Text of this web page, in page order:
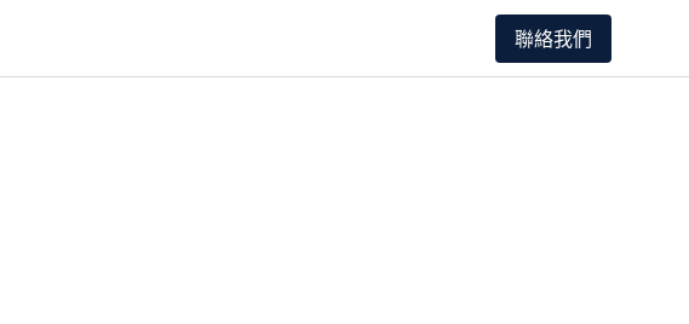
聯絡我們